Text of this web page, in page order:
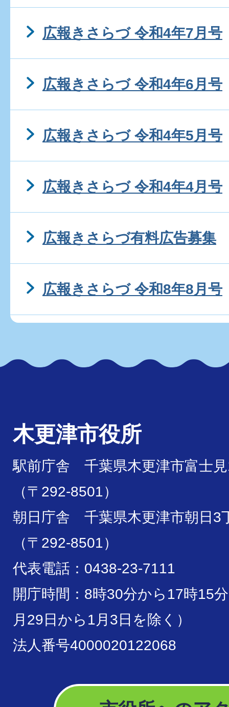
広報きさらづ 令和4年7月号
広報きさらづ 令和4年6月号
広報きさらづ 令和4年5月号
広報きさらづ 令和4年4月号
広報きさらづ有料広告募集
広報きさらづ 令和8年8月号
木更津市役所
駅前庁舎 千葉県木更津市富士
（〒292-8501）
朝日庁舎 千葉県木更津市朝日3
（〒292-8501）
代表電話：0438-23-7111
開庁時間：8時30分から17時15
月29日から1月3日を除く）
法人番号4000020122068